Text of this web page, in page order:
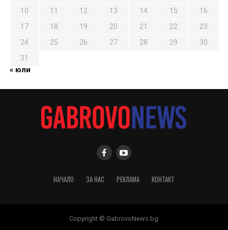
10
11 12 13 14 15
16
17
18 19 20 21 22
23
24
25 26 27 28 29
30
31
« юли
НАЧАЛО ЗА НАС РЕКЛАМА КОНТАКТ
Copyright © GabrovoNews.bg